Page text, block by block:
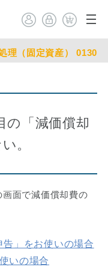
理（固定資産） 0130
の「減価償却
。
画面で減価償却費の
」をお使いの場合
いの場合